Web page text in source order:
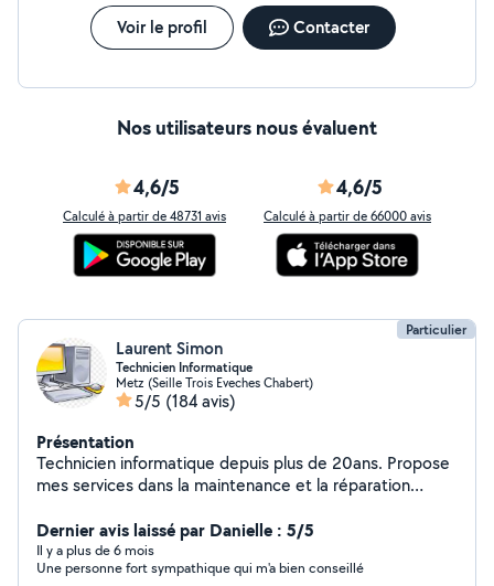
Voir le profil Contacter
Nos utilisateurs nous évaluent
4,6/5
Calculé à partir de 48731 avis
4,6/5
Calculé à partir de 66000 avis
Particulier
Laurent Simon
Technicien Informatique
Metz (Seille Trois Eveches Chabert)
5/5 (184 avis)
Présentation
Technicien informatique depuis plus de 20ans. Propose
mes services dans la maintenance et la réparation
cours et aides à l'utilisation Livraison de courses,
bricolage divers, jardinage location de produits. Souvent
dans le secteur de Metz Jarny
Dernier avis laissé par Danielle : 5/5
Il y a plus de 6 mois
Une personne fort sympathique qui m'a bien conseillé